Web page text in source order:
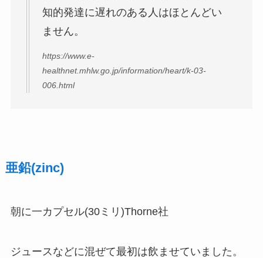
知的発達に遅れのある人はほとんどい
ません。
https://www.e-
healthnet.mhlw.go.jp/information/heart/k-03-
006.html
亜鉛(zinc)
朝に一カプセル(30ミリ)Thorne社
ジュースなどに混ぜて最初は飲ませていました。